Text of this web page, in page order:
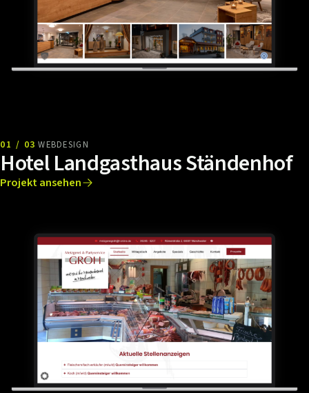
01 / 03 WEBDESIGN
Hotel Landgasthaus Ständenhof
Projekt ansehen